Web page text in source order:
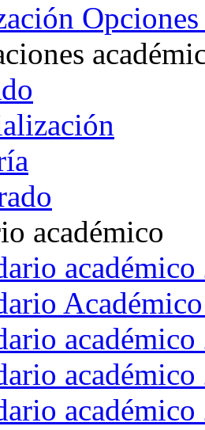
Opciones
académico
académico
académico
académico
académico